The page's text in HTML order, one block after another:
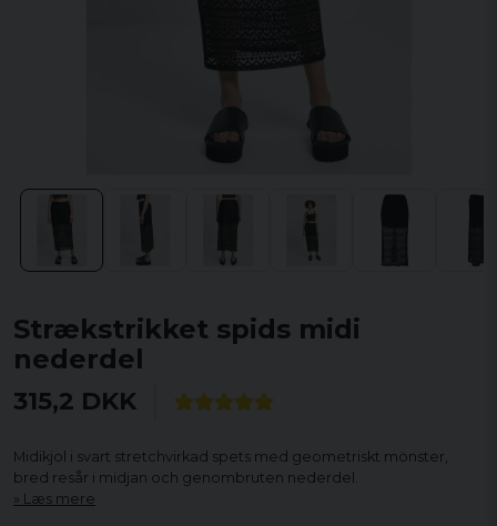
Strækstrikket spids midi
nederdel
315,2 DKK
Midikjol i svart stretchvirkad spets med geometriskt mönster,
bred resår i midjan och genombruten nederdel.
Læs mere